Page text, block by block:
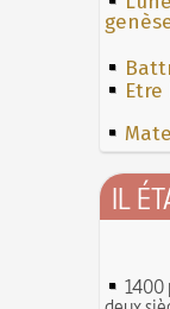
IL
1400